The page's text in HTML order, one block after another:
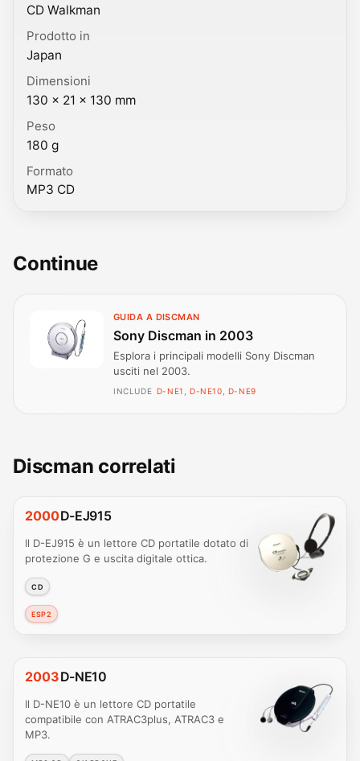
CD Walkman
Prodotto in
Japan
Dimensioni
130 × 21 × 130 mm
Peso
180 g
Formato
MP3 CD
Continue
GUIDA A DISCMAN
Sony Discman in 2003
Esplora i principali modelli Sony Discman
usciti nel 2003.
INCLUDE D-NE1, D-NE10, D-NE9
Discman correlati
2000D-EJ915
Il D-EJ915 è un lettore CD portatile dotato di
protezione G e uscita digitale ottica.
CD
ESP2
2003D-NE10
Il D-NE10 è un lettore CD portatile
compatibile con ATRAC3plus, ATRAC3 e
MP3.